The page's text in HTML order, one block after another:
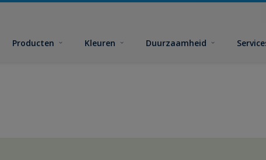
Producten Kleuren Duurzaamheid